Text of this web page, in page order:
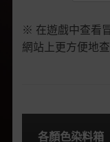
※ 在遊戲中查看
網站上更方便地
各顏色染料箱